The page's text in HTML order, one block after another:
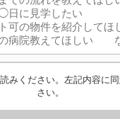
みください。左記内容に
さい。